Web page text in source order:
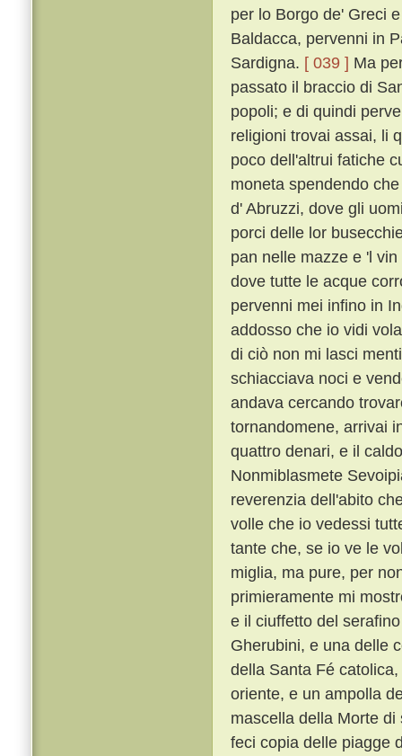
per lo Borgo de' Greci
Baldacca, pervenni in
Sardigna. [ 039 ] Ma
passato il braccio di
popoli; e di quindi
religioni trovai assai, li
poco dell'altrui fatiche
moneta spendendo
d' Abruzzi, dove gli
porci delle lor
pan nelle mazze e 'l
dove tutte le acque
pervenni mei infino in
addosso che io vidi
di ciò non mi lasci
schiacciava noci e
andava cercando
tornandomene, arrivai
quattro denari, e il
Nonmiblasmete
reverenzia dell'abito
volle che io vedessi
tante che, se io ve le
miglia, ma pure, per
primieramente mi
e il ciuffetto del
Gherubini, e una delle
della Santa Fé
oriente, e un ampolla
mascella della Morte
feci copia delle piagge